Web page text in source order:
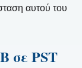
αυτού του
σε PST